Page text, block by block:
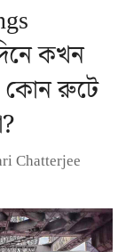
কখন
কোন রুটে
Chatterjee